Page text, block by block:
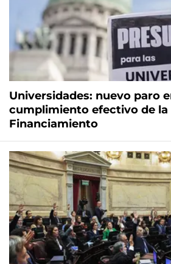
Universidades: nuevo paro
cumplimiento efectivo de la
Financiamiento